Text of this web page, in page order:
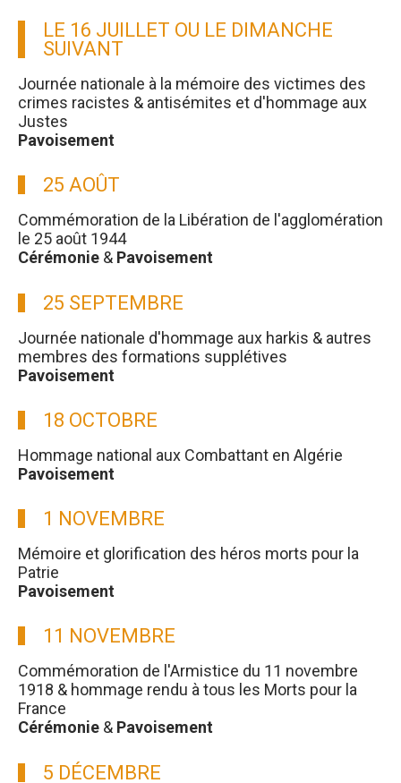
LE 16 JUILLET OU LE DIMANCHE
SUIVANT
Journée nationale à la mémoire des victimes des
crimes racistes & antisémites et d'hommage aux
Justes
Pavoisement
25 AOÛT
Commémoration de la Libération de l'agglomération
le 25 août 1944
Cérémonie & Pavoisement
25 SEPTEMBRE
Journée nationale d'hommage aux harkis & autres
membres des formations supplétives
Pavoisement
18 OCTOBRE
Hommage national aux Combattant en Algérie
Pavoisement
1 NOVEMBRE
Mémoire et glorification des héros morts pour la
Patrie
Pavoisement
11 NOVEMBRE
Commémoration de l'Armistice du 11 novembre
1918 & hommage rendu à tous les Morts pour la
France
Cérémonie & Pavoisement
5 DÉCEMBRE